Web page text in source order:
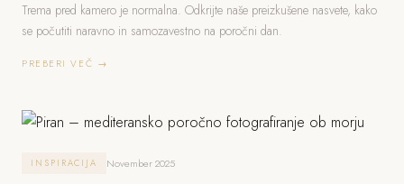
Trema pred kamero je normalna. Odkrijte naše preizkušene nasvete, kako
se počutiti naravno in samozavestno na poročni dan.
PREBERI VEČ →
INSPIRACIJA November 2025